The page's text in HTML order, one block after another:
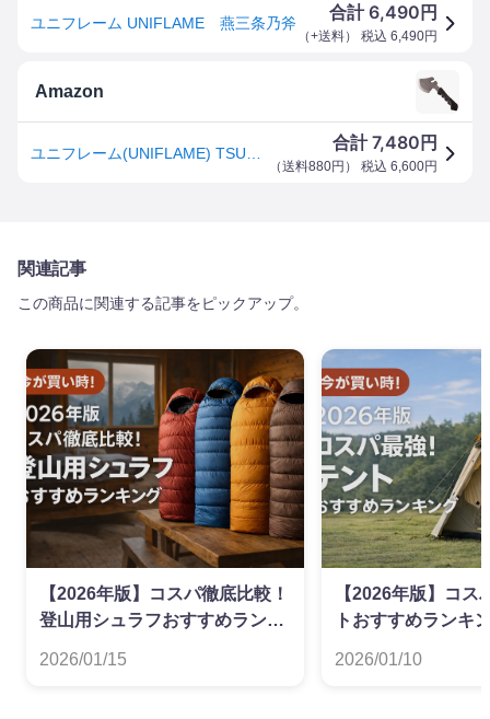
ユニフレーム UNIFLAME 燕三条乃斧
合計6,490 円
（+送料） 税込 6,490円
Amazon
合計7,480 円
（送料880円 ） 税込 6,600円
関連記事
この商品に関連する記事をピックアップ。
【2026年版】コスパ徹底比較！
登山用シュラフおすすめランキ
2026/01/15
【2026年版】コス
トおすすめランキ
2026/01/10